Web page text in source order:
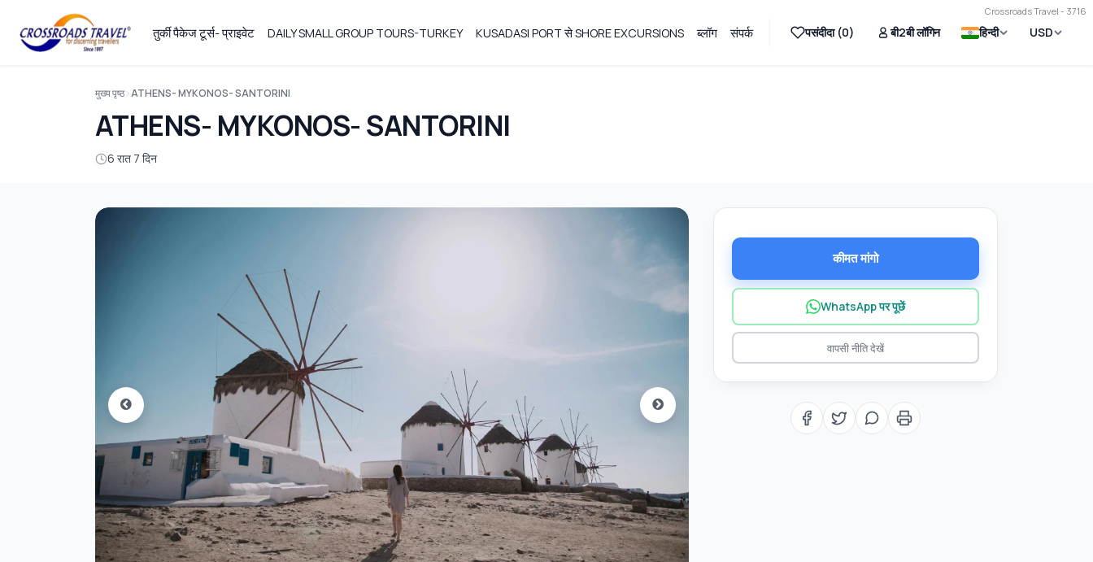
Crossroads Travel - 3716
तुर्की पैकेज टूर्स- प्राइवेट DAILY SMALL GROUP TOURS-TURKEY KUSADASI PORT से SHORE EXCURSIONS ब्लॉग संपर्क पसंदीदा (0) बी2बी लॉगिन हिन्दी USD
मुख्य पृष्ठ ATHENS- MYKONOS- SANTORINI
ATHENS- MYKONOS- SANTORINI
6 रात 7 दिन
कीमत मांगो
WhatsApp पर पूछें
वापसी नीति देखें